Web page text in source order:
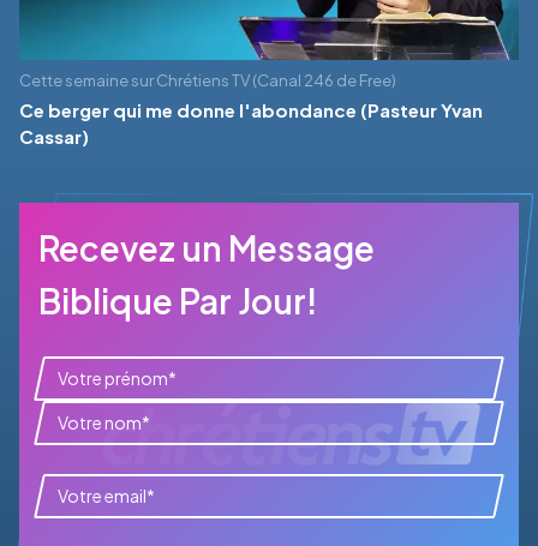
Cette semaine sur Chrétiens TV (Canal 246 de Free)
Ce berger qui me donne l'abondance (Pasteur Yvan
Cassar)
Recevez un Message
Biblique Par Jour!